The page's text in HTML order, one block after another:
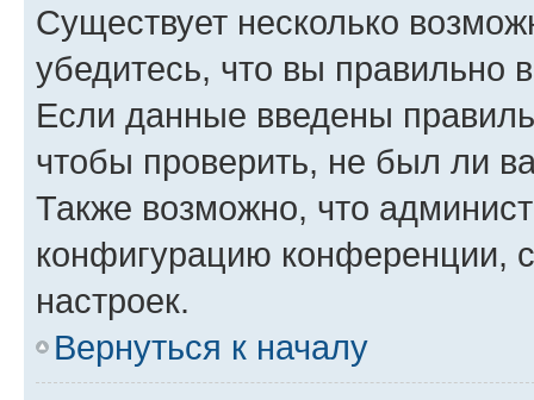
Существует несколько
убедитесь, что вы правильно
Если данные введены
чтобы проверить, не был ли
Также возможно, что
конфигурацию конференции,
настроек.
Вернуться к началу